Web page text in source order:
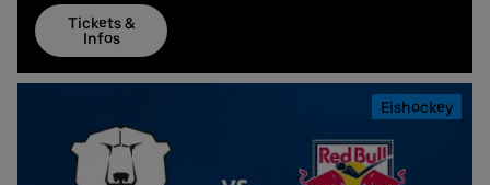
Tickets &
Infos
Eishockey